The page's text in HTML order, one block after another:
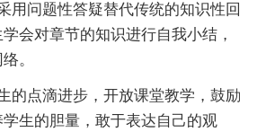
用问题性答疑替代传统的知识性回
会对章节的知识进行自我小结，
。
的点滴进步，开放课堂教学，鼓励
生的胆量，敢于表达自己的观